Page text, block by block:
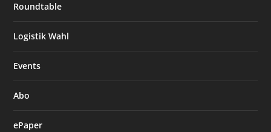
Roundtable
Logistik Wahl
Events
Abo
ePaper